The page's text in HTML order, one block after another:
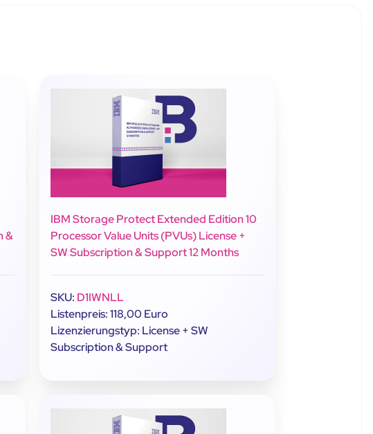
&
IBM Storage Protect Extended Edition 10
Processor Value Units (PVUs) License +
SW Subscription & Support 12 Months
SKU: D1IWNLL
Listenpreis: 118,00 Euro
Lizenzierungstyp: License + SW
Subscription & Support